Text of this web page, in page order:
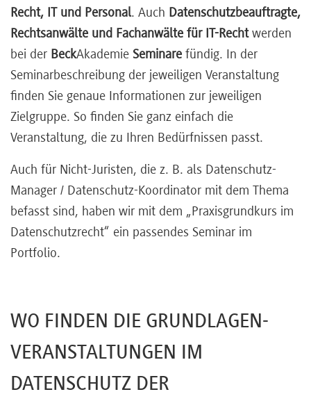
Recht, IT und Personal. Auch Datenschutzbeauftragte,
Rechtsanwälte und Fachanwälte für IT-Rechtwerden
bei der BeckAkademie Seminare fündig. In der
Seminarbeschreibung der jeweiligen Veranstaltung
finden Sie genaue Informationen zur jeweiligen
Zielgruppe. So finden Sie ganz einfach die
Veranstaltung, die zu Ihren Bedürfnissen passt.
Auch für Nicht-Juristen, die z. B. als Datenschutz-
Manager / Datenschutz-Koordinator mit dem Thema
befasst sind, haben wir mit dem „Praxisgrundkurs im
Datenschutzrecht“ ein passendes Seminar im
Portfolio.
WO FINDEN DIE GRUNDLAGEN-
VERANSTALTUNGEN IM
DATENSCHUTZ DER